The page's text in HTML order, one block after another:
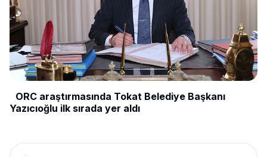
ORC araştırmasında Tokat Belediye Başkanı
Yazıcıoğlu ilk sırada yer aldı